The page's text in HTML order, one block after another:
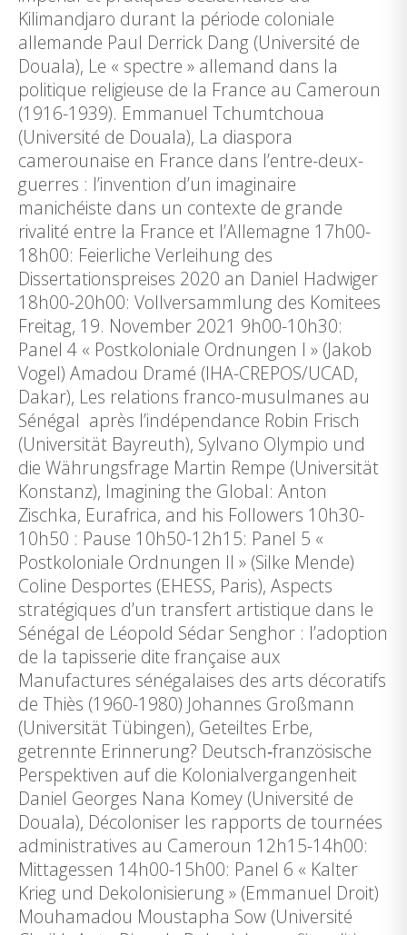
Kilimandjaro durant la période coloniale
allemande Paul Derrick Dang (Université de
Douala), Le « spectre » allemand dans la
politique religieuse de la France au Cameroun
(1916-1939). Emmanuel Tchumtchoua
(Université de Douala), La diaspora
camerounaise en France dans l’entre-deux-
guerres : l’invention d’un imaginaire
manichéiste dans un contexte de grande
rivalité entre la France et l’Allemagne 17h00-
18h00: Feierliche Verleihung des
Dissertationspreises 2020 an Daniel Hadwiger
18h00-20h00: Vollversammlung des Komitees
Freitag, 19. November 2021 9h00-10h30:
Panel 4 « Postkoloniale Ordnungen I » (Jakob
Vogel) Amadou Dramé (IHA-CREPOS/UCAD,
Dakar), Les relations franco-musulmanes au
Sénégal après l’indépendance Robin Frisch
(Universität Bayreuth), Sylvano Olympio und
die Währungsfrage Martin Rempe (Universität
Konstanz), Imagining the Global: Anton
Zischka, Eurafrica, and his Followers 10h30-
10h50 : Pause 10h50-12h15: Panel 5 «
Postkoloniale Ordnungen II » (Silke Mende)
Coline Desportes (EHESS, Paris), Aspects
stratégiques d’un transfert artistique dans le
Sénégal de Léopold Sédar Senghor : l’adoption
de la tapisserie dite française aux
Manufactures sénégalaises des arts décoratifs
de Thiès (1960-1980) Johannes Großmann
(Universität Tübingen), Geteiltes Erbe,
getrennte Erinnerung? Deutsch‐französische
Perspektiven auf die Kolonialvergangenheit
Daniel Georges Nana Komey (Université de
Douala), Décoloniser les rapports de tournées
administratives au Cameroun 12h15-14h00:
Mittagessen 14h00-15h00: Panel 6 « Kalter
Krieg und Dekolonisierung » (Emmanuel Droit)
Mouhamadou Moustapha Sow (Université